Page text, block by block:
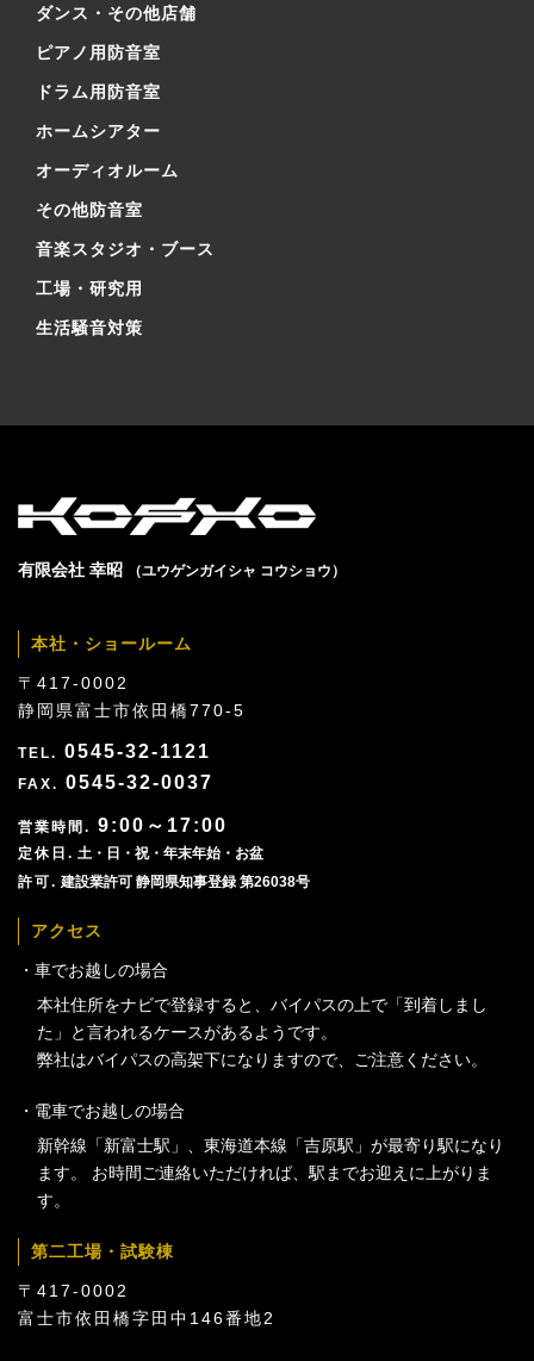
ダンス・その他店舗
ピアノ用防音室
ドラム用防音室
ホームシアター
オーディオルーム
その他防音室
音楽スタジオ・ブース
工場・研究用
生活騒音対策
有限会社 幸昭 （ユウゲンガイシャ コウショウ）
本社・ショールーム
〒417-0002
静岡県富士市依田橋770-5
0545-32-1121
0545-32-0037
9:00～17:00
土・日・祝・年末年始・お盆
建設業許可 静岡県知事登録 第26038号
アクセス
車でお越しの場合
本社住所をナビで登録すると、バイパスの上で「到着しまし
た」と言われるケースがあるようです。
弊社はバイパスの高架下になりますので、ご注意ください。
電車でお越しの場合
新幹線「新富士駅」、東海道本線「吉原駅」が最寄り駅になり
ます。 お時間ご連絡いただければ、駅までお迎えに上がりま
す。
第二工場・試験棟
〒417-0002
富士市依田橋字田中146番地2